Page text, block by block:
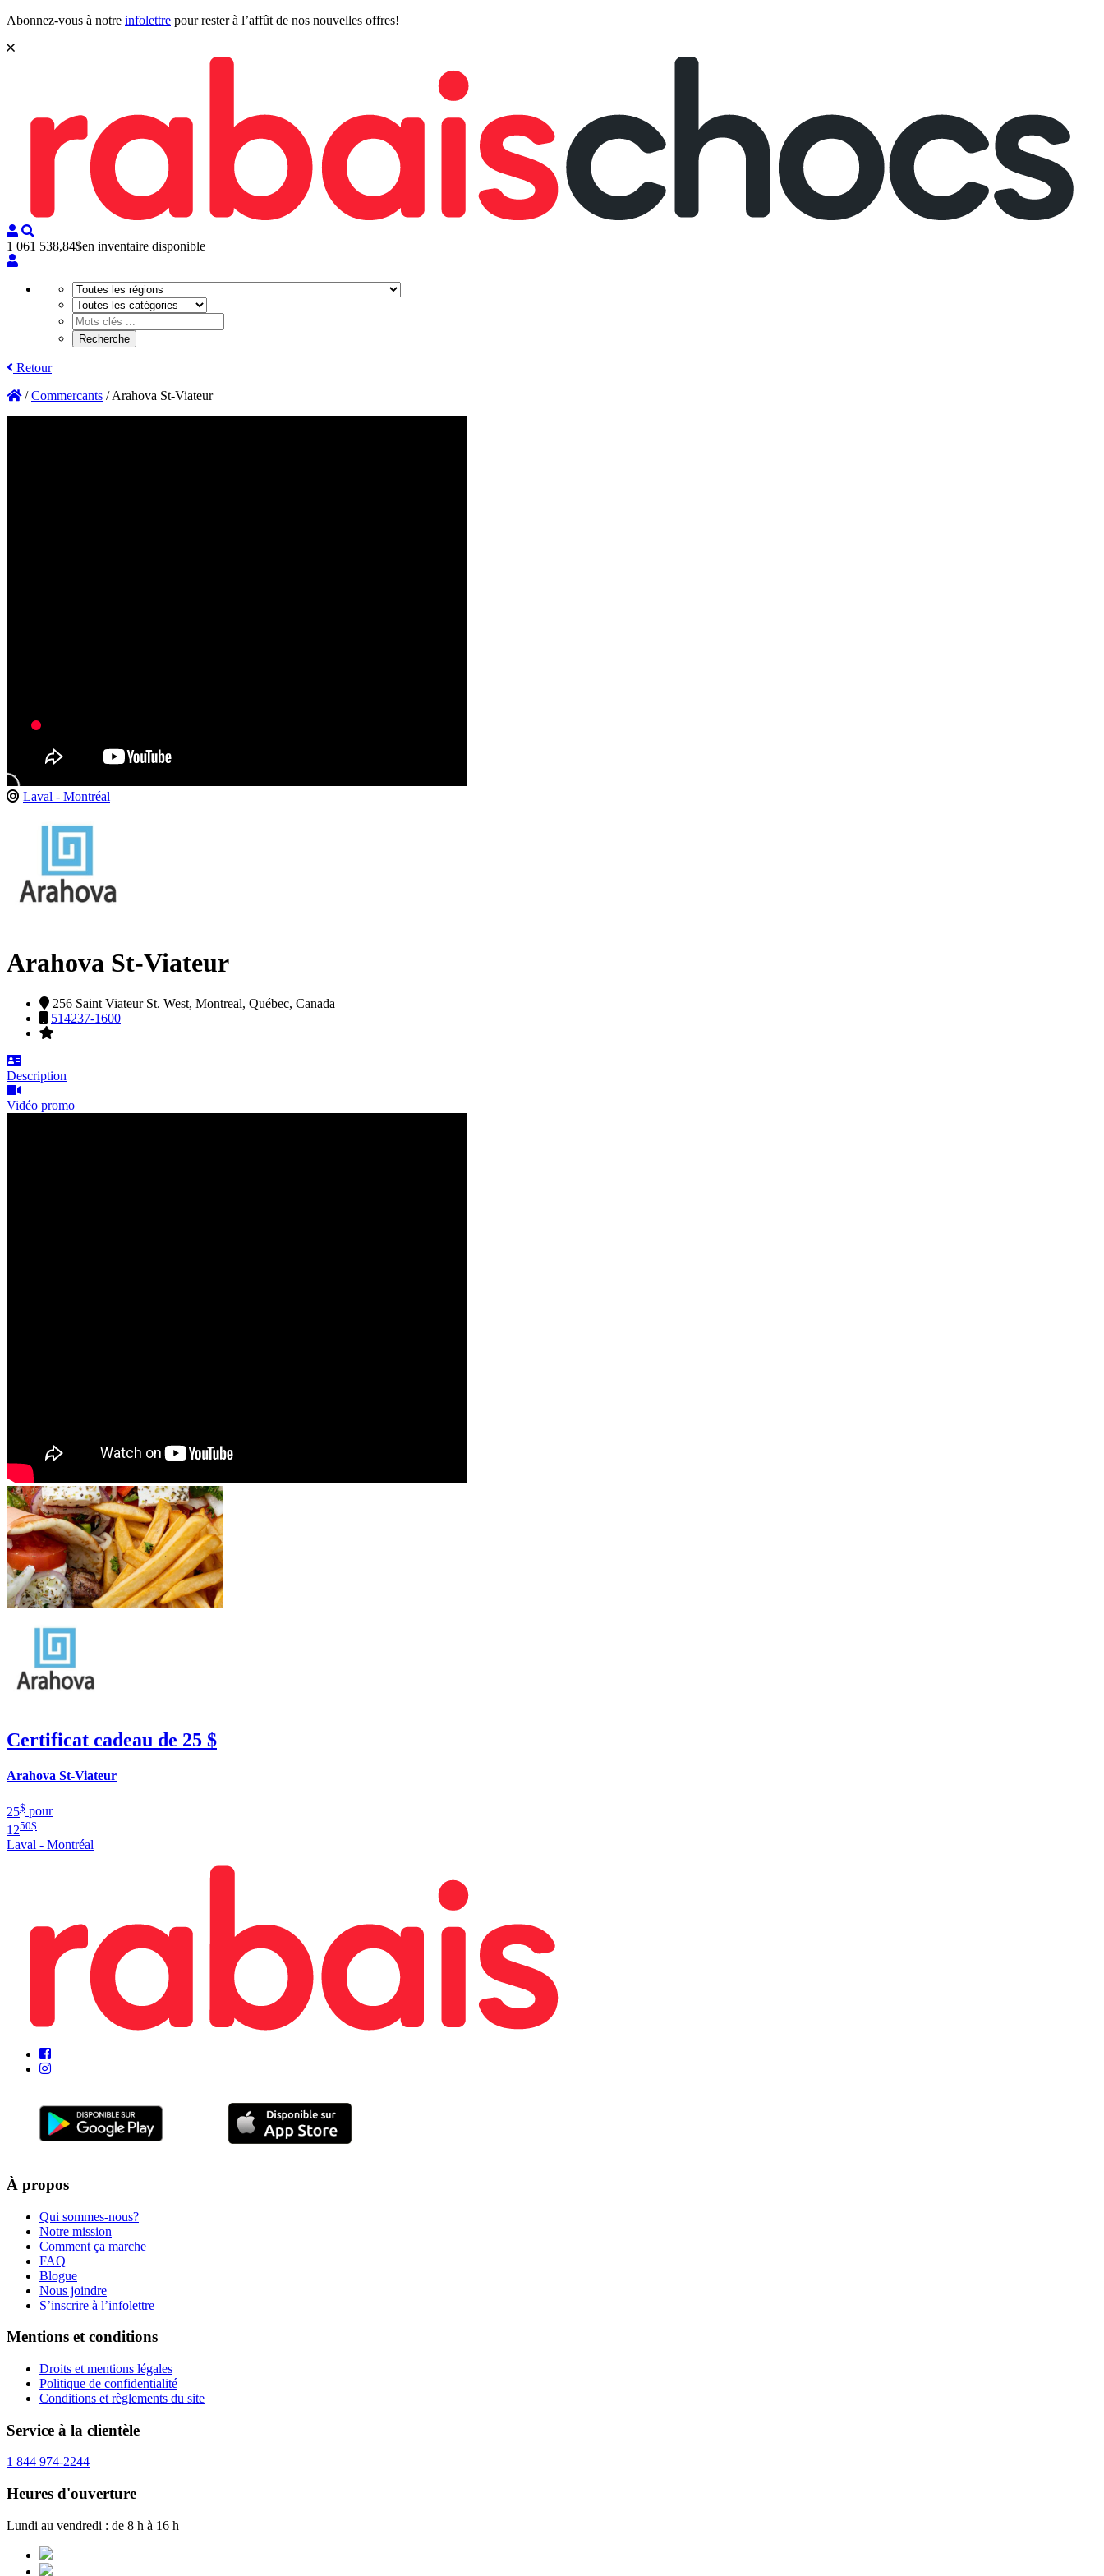
Abonnez-vous à notre infolettre pour rester à l’affût de nos nouvelles offres!
1 061 538,84$en inventaire disponible
Retour
/Commercants /Arahova St-Viateur
Laval - Montréal
Arahova St-Viateur
256 Saint Viateur St. West, Montreal, Québec, Canada
514237-1600
Description
Vidéo promo
Certificat cadeau de 25 $
Arahova St-Viateur
25$ pour
1250$
Laval - Montréal
À propos
Qui sommes-nous?
Notre mission
Comment ça marche
FAQ
Blogue
Nous joindre
S’inscrire à l’infolettre
Mentions et conditions
Droits et mentions légales
Politique de confidentialité
Conditions et règlements du site
Service à la clientèle
1 844 974-2244
Heures d'ouverture
Lundi au vendredi : de 8 h à 16 h